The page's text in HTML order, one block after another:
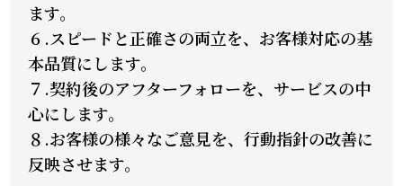
ます。
６.スピードと正確さの両立を、お客様対応の基
本品質にします。
７.契約後のアフターフォローを、サービスの中
心にします。
８.お客様の様々なご意見を、行動指針の改善に
反映させます。